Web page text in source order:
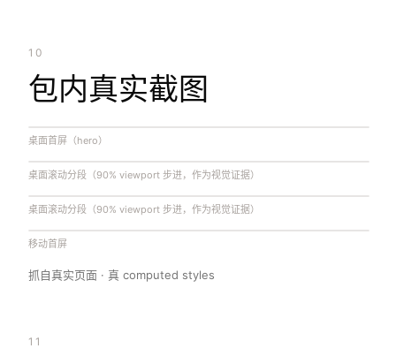
10
包内真实截图
桌面首屏（hero）
桌面滚动分段（90% viewport 步进，作为视觉证据）
桌面滚动分段（90% viewport 步进，作为视觉证据）
移动首屏
抓自真实页面 · 真 computed styles
11